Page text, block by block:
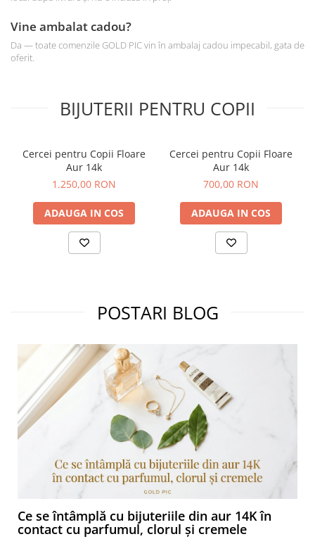
Vine ambalat cadou?
Da — toate comenzile GOLD PIC vin în ambalaj cadou impecabil, gata de
oferit.
BIJUTERII PENTRU COPII
Cercei pentru Copii Floare
Aur 14k
1.250,00 RON
ADAUGA IN COS
Cercei pentru Copii Floare
Aur 14k
700,00 RON
ADAUGA IN COS
POSTARI BLOG
Ce se întâmplă cu bijuteriile din aur 14K în
contact cu parfumul, clorul și cremele